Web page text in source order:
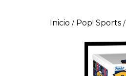
Inicio / Pop! Sports /